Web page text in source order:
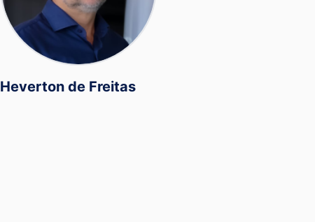
Heverton de Freitas